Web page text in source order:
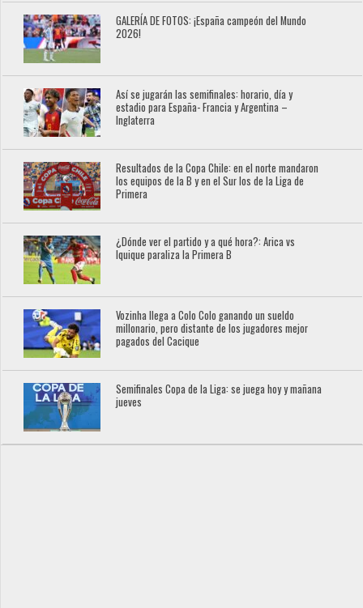
GALERÍA DE FOTOS: ¡España campeón del Mundo
2026!
Así se jugarán las semifinales: horario, día y
estadio para España- Francia y Argentina –
Inglaterra
Resultados de la Copa Chile: en el norte mandaron
los equipos de la B y en el Sur los de la Liga de
Primera
¿Dónde ver el partido y a qué hora?: Arica vs
Iquique paraliza la Primera B
Vozinha llega a Colo Colo ganando un sueldo
millonario, pero distante de los jugadores mejor
pagados del Cacique
Semifinales Copa de la Liga: se juega hoy y mañana
jueves